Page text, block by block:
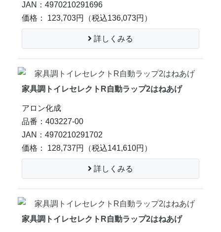
JAN：4970210291696
価格： 123,703円
（税込136,073円）
詳しくみる
家具調トイレセレクトR自動ラップ2はねあげ
アロン化成
品番：403227-00
JAN：4970210291702
価格： 128,737円
（税込141,610円）
詳しくみる
家具調トイレセレクトR自動ラップ2はねあげ